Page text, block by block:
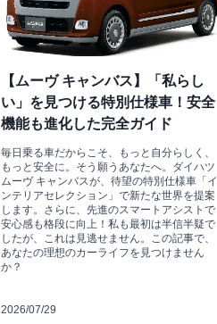
【ムーヴ キャンバス】「私らし
い」を見つける特別仕様車！安全
機能も進化した完全ガイド
毎日乗る車だからこそ、もっと自分らしく、
もっと安全に。そう願うあなたへ。ダイハツ
ムーヴ キャンバスが、待望の特別仕様車「イ
ンテリアセレクション」で新たな世界を提案
します。さらに、先進のスマートアシストで
安心感も格段に向上！私も最初は半信半疑で
したが、これは見逃せません。この記事で、
あなたの理想のカーライフを見つけません
か？
2026/07/29